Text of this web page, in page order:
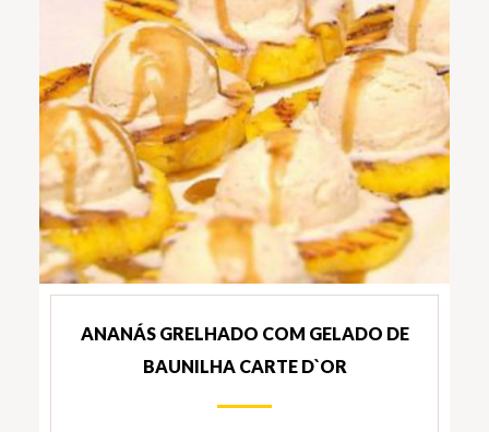
ANANÁS GRELHADO COM GELADO DE
BAUNILHA CARTE D`OR